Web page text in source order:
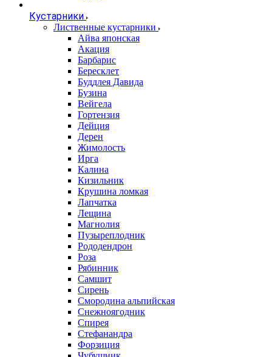
Кустарники
Лиственные кустарники
Айва японская
Акация
Барбарис
Бересклет
Буддлея Давида
Бузина
Вейгела
Гортензия
Дейция
Дерен
Жимолость
Ирга
Калина
Кизильник
Крушина ломкая
Лапчатка
Лещина
Магнолия
Пузыреплодник
Рододендрон
Роза
Рябинник
Самшит
Сирень
Смородина альпийская
Снежноягодник
Спирея
Стефанандра
Форзиция